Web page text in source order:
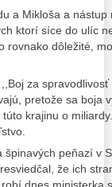
a Mikloša a
ktorí síce do ulíc
rovnako dôležité,
za
pretože sa boja
krajinu o
peňazí v
že ich